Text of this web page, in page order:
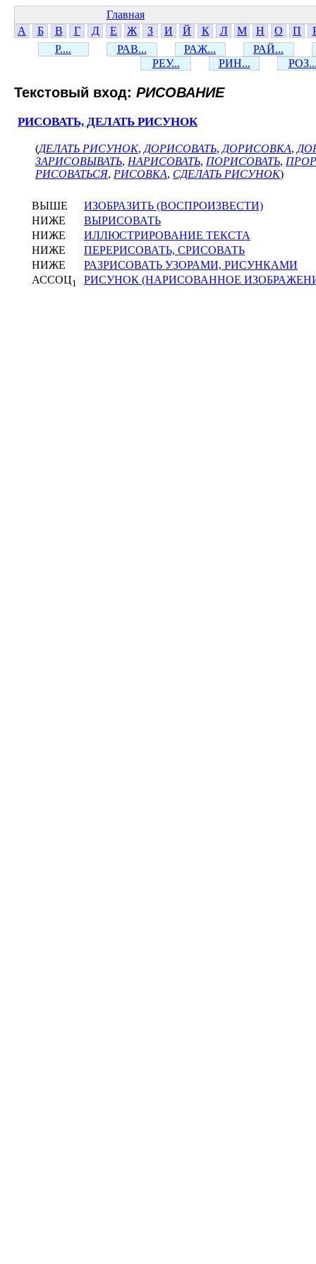
Главная
А
Б В Г Д Е Ж З И Й К Л М Н О П
Р....
РАВ... РАЖ...
РАЙ...
РЕУ...
РИН...
Текстовый вход: РИСОВАНИЕ
РИСОВАТЬ, ДЕЛАТЬ РИСУНОК
(ДЕЛАТЬ РИСУНОК, ДОРИСОВАТЬ, ДОРИСОВКА,
ЗАРИСОВЫВАТЬ, НАРИСОВАТЬ, ПОРИСОВАТЬ,
РИСОВАТЬСЯ, РИСОВКА, СДЕЛАТЬ РИСУНОК)
ВЫШЕ
ИЗОБРАЗИТЬ (ВОСПРОИЗВЕСТИ)
НИЖЕ
ВЫРИСОВАТЬ
НИЖЕ
ИЛЛЮСТРИРОВАНИЕ ТЕКСТА
НИЖЕ
ПЕРЕРИСОВАТЬ, СРИСОВАТЬ
НИЖЕ
РАЗРИСОВАТЬ УЗОРАМИ, РИСУНКАМИ
АССОЦ1 РИСУНОК (НАРИСОВАННОЕ